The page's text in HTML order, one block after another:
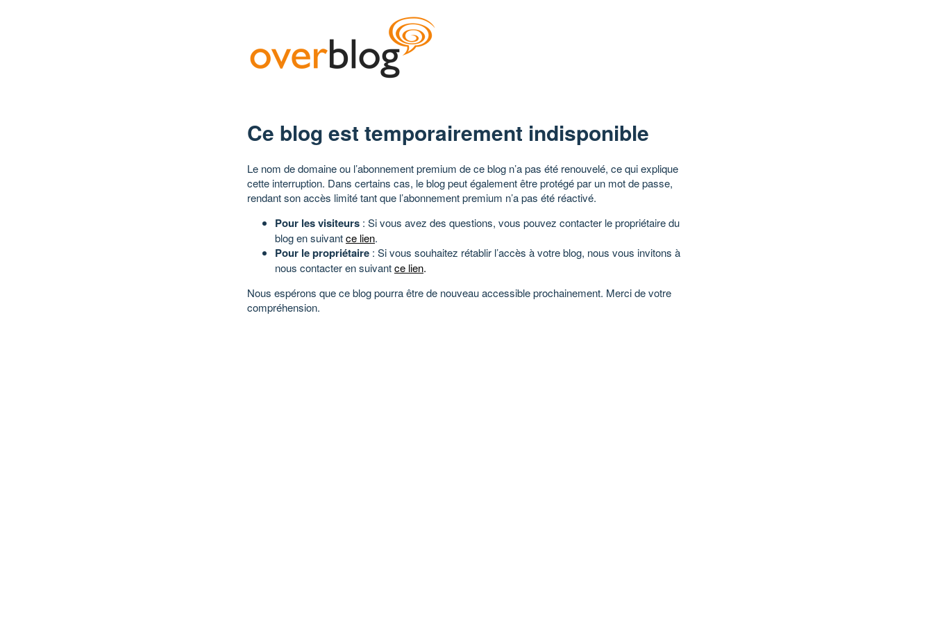
Ce blog est temporairement indisponible
Le nom de domaine ou l’abonnement premium de ce blog n’a pas été renouvelé, ce qui explique
cette interruption. Dans certains cas, le blog peut également être protégé par un mot de passe,
rendant son accès limité tant que l’abonnement premium n’a pas été réactivé.
Pour les visiteurs : Si vous avez des questions, vous pouvez contacter le propriétaire du
blog en suivantce lien.
Pour le propriétaire : Si vous souhaitez rétablir l’accès à votre blog, nous vous invitons à
nous contacter en suivantce lien.
Nous espérons que ce blog pourra être de nouveau accessible prochainement. Merci de votre
compréhension.